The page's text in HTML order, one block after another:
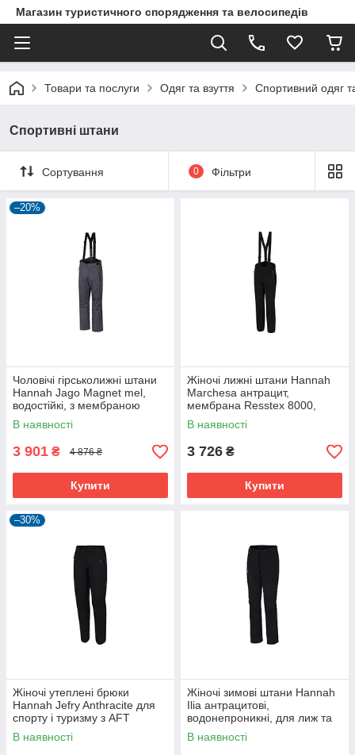
Магазин туристичного спорядження та велосипедів
Товари та послуги Одяг та взуття Спортивний одяг
Спортивні штани
Сортування 0 Фільтри
–20%
Чоловічі гірськолижні штани
Hannah Jago Magnet mel,
водостійкі, з мембраною
Drypeak 6000.
В наявності
3 901 ₴ 4 876 ₴
Купити
Жіночі лижні штани Hannah
Marchesa антрацит,
мембрана Resstex 8000,
регульований пояс
В наявності
3 726 ₴
Купити
–30%
Жіночі утеплені брюки
Hannah Jefry Anthracite для
спорту і туризму з AFT
Stretch
В наявності
Жіночі зимові штани Hannah
Ilia антрацитові,
водонепроникні, для лиж та
туризму.
В наявності